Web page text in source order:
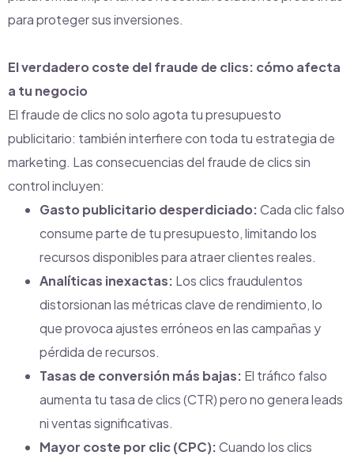
para proteger sus inversiones.
El verdadero coste del fraude de clics: cómo afecta
a tu negocio
El fraude de clics no solo agota tu presupuesto
publicitario: también interfiere con toda tu estrategia de
marketing. Las consecuencias del fraude de clics sin
control incluyen:
Gasto publicitario desperdiciado:Cada clic falso
consume parte de tu presupuesto, limitando los
recursos disponibles para atraer clientes reales.
Analíticas inexactas: Los clics fraudulentos
distorsionan las métricas clave de rendimiento, lo
que provoca ajustes erróneos en las campañas y
pérdida de recursos.
Tasas de conversión más bajas: El tráfico falso
aumenta tu tasa de clics (CTR) pero no genera leads
ni ventas significativas.
Mayor coste por clic (CPC):Cuando los clics